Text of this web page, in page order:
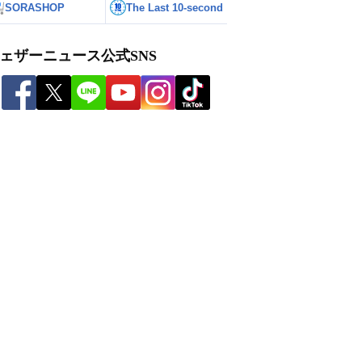
SORASHOP The Last 10-second
ザーニュース公式SNS